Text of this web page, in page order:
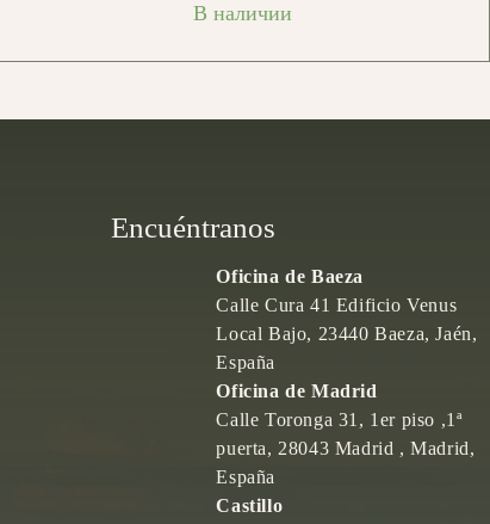
В наличии
Encuéntranos
Oficina de Baeza
Calle Cura 41 Edificio Venus
Local Bajo, 23440 Baeza, Jaén,
España
Oficina de Madrid
Calle Toronga 31, 1er piso ,1ª
puerta, 28043 Madrid , Madrid,
España
Castillo